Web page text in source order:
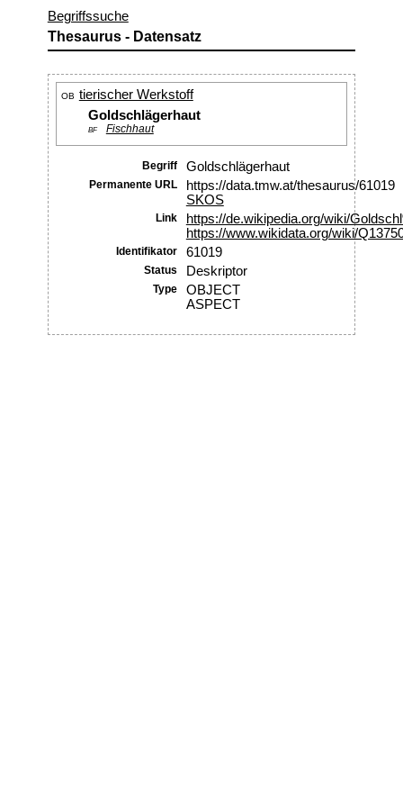
Begriffssuche
Thesaurus - Datensatz
OB tierischer Werkstoff
Goldschlägerhaut
BF Fischhaut
Begriff Goldschlägerhaut
Permanente URL
https://data.tmw.at/thesaurus/61019
SKOS
Link
https://de.wikipedia.org/wiki/
https://www.wikidata.org/wiki/
Identifikator 61019
Status Deskriptor
Type
OBJECT
ASPECT